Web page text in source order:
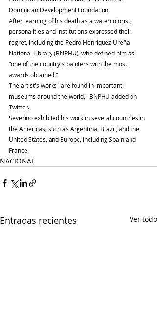
Dominican Development Foundation.
After learning of his death as a watercolorist,
personalities and institutions expressed their
regret, including the Pedro Henríquez Ureña
National Library (BNPHU), who defined him as
"one of the country's painters with the most
awards obtained."
The artist's works "are found in important
museums around the world," BNPHU added on
Twitter.
Severino exhibited his work in several countries in
the Americas, such as Argentina, Brazil, and the
United States, and Europe, including Spain and
France.
NACIONAL
Entradas recientes Ver todo